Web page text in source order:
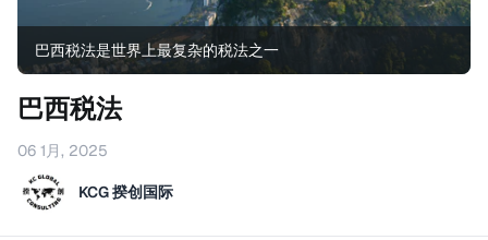
巴西税法是世界上最复杂的税法之一
巴西税法
06 1月, 2025
KCG 揆创国际